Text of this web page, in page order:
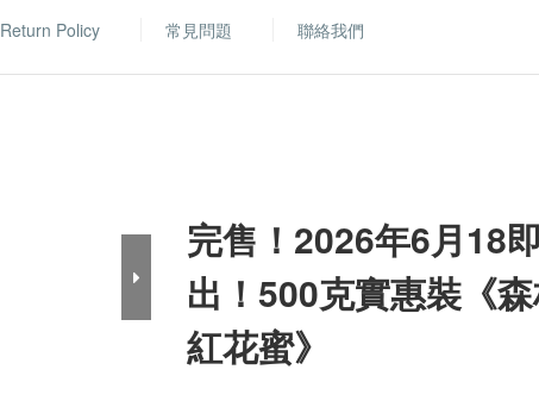
Return Policy 常見問題 聯絡我們
完售！2026年6月18
出！500克實惠裝《
紅花蜜》